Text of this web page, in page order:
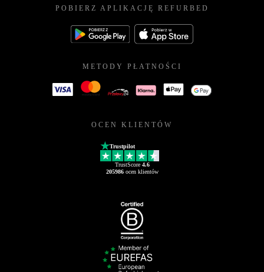
POBIERZ APLIKACJĘ REFURBED
METODY PŁATNOŚCI
OCEN KLIENTÓW
Trustpilot
TrustScore 4.6
205986ocen klientów